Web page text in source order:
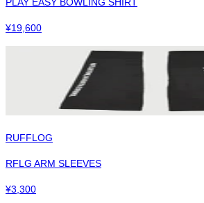
¥19,600
RUFFLOG
RFLG ARM SLEEVES
¥3,300